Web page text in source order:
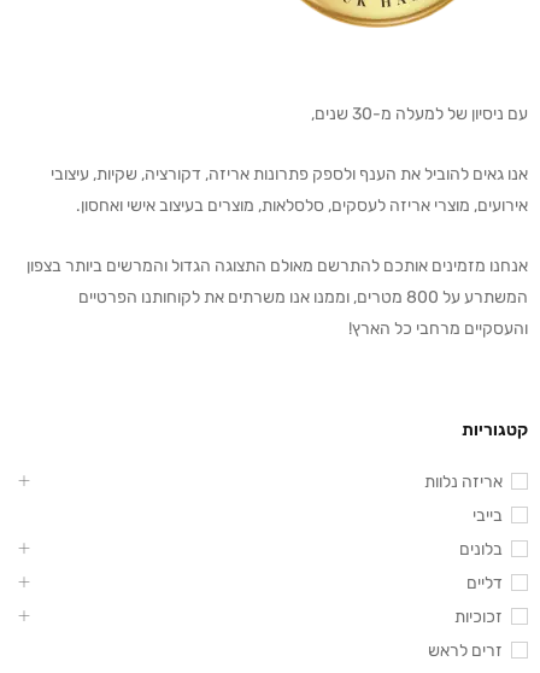
עם ניסיון של למעלה מ-30 שנים,
אנו גאים להוביל את הענף ולספק פתרונות אריזה, דקורציה, שקיות, עיצובי
אירועים, מוצרי אריזה לעסקים, סלסלאות, מוצרים בעיצוב אישי ואחסון.
אנחנו מזמינים אותכם להתרשם מאולם התצוגה הגדול והמרשים ביותר בצפון
המשתרע על 800 מטרים, וממנו אנו משרתים את לקוחותנו הפרטיים
והעסקיים מרחבי כל הארץ!
קטגוריות
אריזה נלוות
בייבי
בלונים
דליים
זכוכיות
זרים לראש